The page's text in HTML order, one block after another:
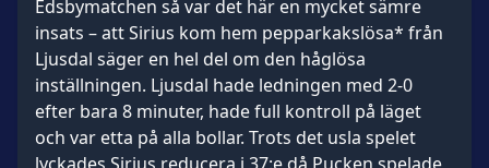
Edsbymatchen så var det här en mycket sämre
insats – att Sirius kom hem pepparkakslösa* från
Ljusdal säger en hel del om den håglösa
inställningen. Ljusdal hade ledningen med 2-0
efter bara 8 minuter, hade full kontroll på läget
och var etta på alla bollar. Trots det usla spelet